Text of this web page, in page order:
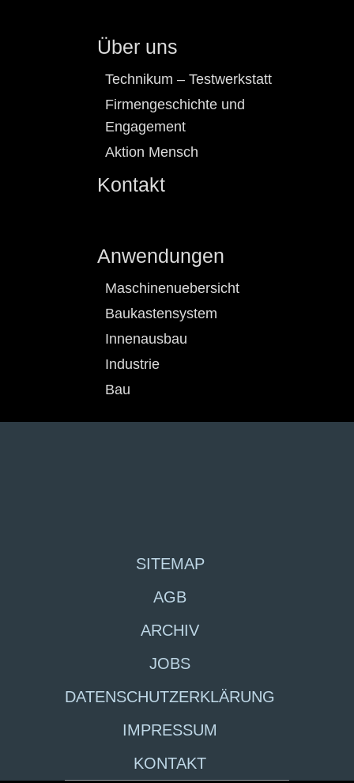
Über uns
Technikum – Testwerkstatt
Firmengeschichte und
Engagement
Aktion Mensch
Kontakt
Anwendungen
Maschinenuebersicht
Baukastensystem
Innenausbau
Industrie
Bau
SITEMAP
AGB
ARCHIV
JOBS
DATENSCHUTZERKLÄRUNG
IMPRESSUM
KONTAKT